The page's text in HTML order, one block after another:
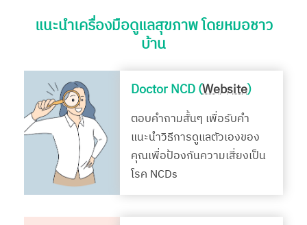
แนะนำเครื่องมือดูแลสุขภาพ โดยหมอชาว
บ้าน
Doctor NCD (Website)
ตอบคำถามสั้นๆ เพื่อรับคำ
แนะนำวิธีการดูแลตัวเองของ
คุณเพื่อป้องกันความเสี่ยงเป็น
โรค NCDs